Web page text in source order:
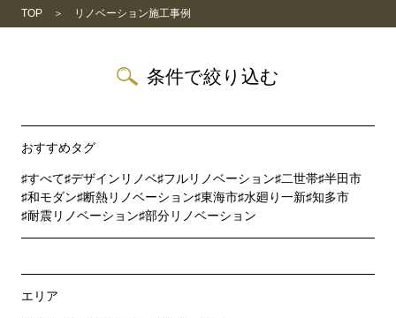
TOP リノベーション施工事例
条件で絞り込む
おすすめタグ
すべて デザインリノベ フルリノベーション 二世帯 半田市
和モダン 断熱リノベーション 東海市 水廻り一新 知多市
耐震リノベーション 部分リノベーション
エリア